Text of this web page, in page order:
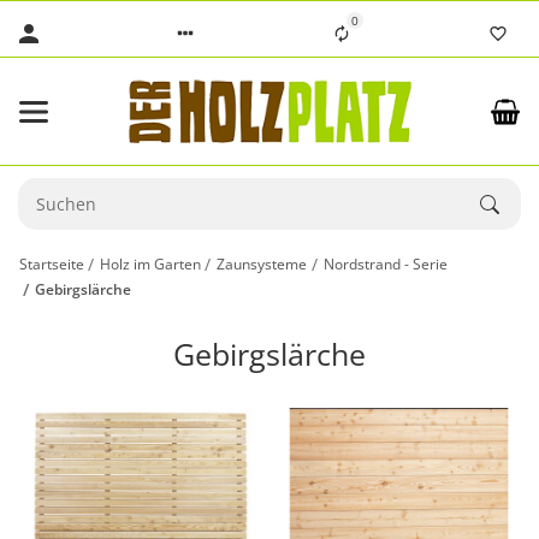
0
Startseite Holz im Garten Zaunsysteme
Nordstrand - Serie
Gebirgslärche
Gebirgslärche